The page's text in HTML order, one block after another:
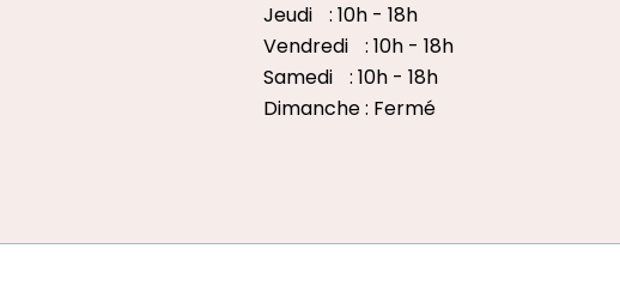
Jeudi : 10h - 18h
Vendredi : 10h - 18h
Samedi : 10h - 18h
Dimanche : Fermé